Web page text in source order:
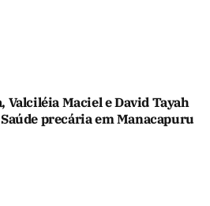
Valciléia Maciel e David Tayah
precária em Manacapuru